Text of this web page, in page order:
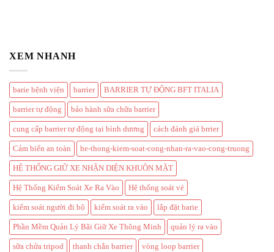
XEM NHANH
barie bệnh viện barrier BARRIER TỰ ĐỘNG BFT ITALIA
barrier tự động bảo hành sữa chữa barrier
cung cấp barrier tự động tại bình dương cách đánh giá brrier
Cảm biến an toàn he-thong-kiem-soat-cong-nhan-ra-vao-cong-truong
HỆ THỐNG GIỮ XE NHẬN DIỆN KHUÔN MẶT
Hệ Thống Kiểm Soát Xe Ra Vào Hệ thống soát vé
kiểm soát người đi bộ kiểm soát ra vào lắp đặt barie
Phần Mềm Quản Lý Bãi Giữ Xe Thông Minh quản lý ra vào
sữa chửa tripod thanh chắn barrier vòng loop barrier